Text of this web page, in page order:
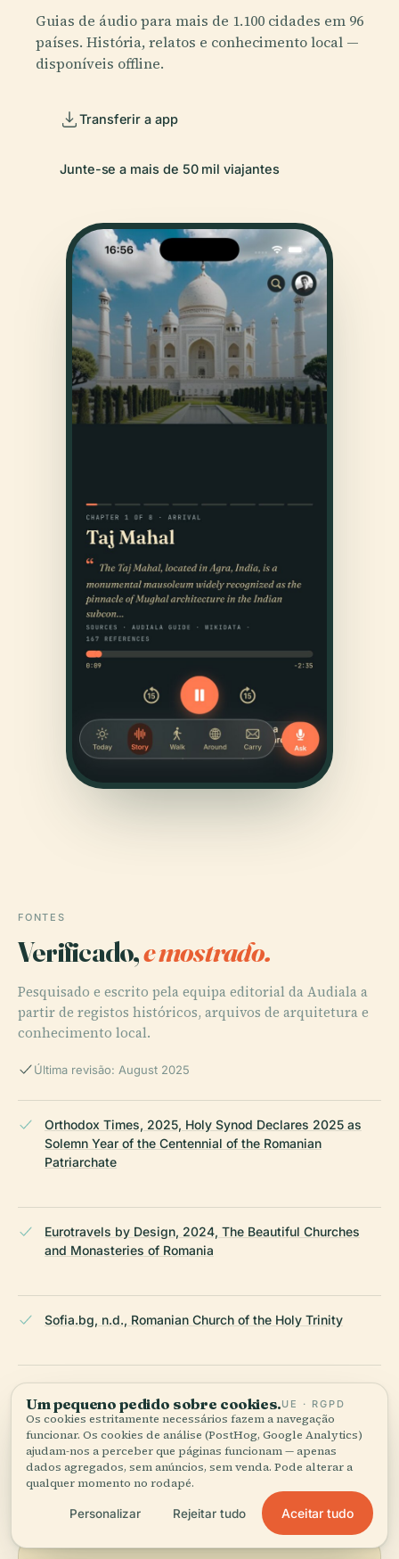
Guias de áudio para mais de 1.100 cidades em 96
países. História, relatos e conhecimento local —
disponíveis offline.
Transferir a app
Junte-se a mais de 50 mil viajantes
FONTES
Verificado,e mostrado.
Pesquisado e escrito pela equipa editorial da Audiala a
partir de registos históricos, arquivos de arquitetura e
conhecimento local.
Última revisão: August 2025
Orthodox Times, 2025, Holy Synod Declares 2025 as
Solemn Year of the Centennial of the Romanian
Patriarchate
Eurotravels by Design, 2024, The Beautiful Churches
and Monasteries of Romania
Sofia.bg, n.d., Romanian Church of the Holy Trinity
Trinity
ÚLTIMA REVISÃO: AUGUST 2025
Pesquisado a partir da Wikidata, Wikipédia e fontes oficiais ·
Como fazemos os nossos guias →
Um pequeno pedido sobre cookies.UE · RGPD
Os cookies estritamente necessários fazem a navegação
funcionar. Os cookies de análise (PostHog, Google Analytics)
ajudam-nos a perceber que páginas funcionam — apenas
dados agregados, sem anúncios, sem venda. Pode alterar a
qualquer momento no rodapé.
Personalizar Rejeitar tudo Aceitar tudo